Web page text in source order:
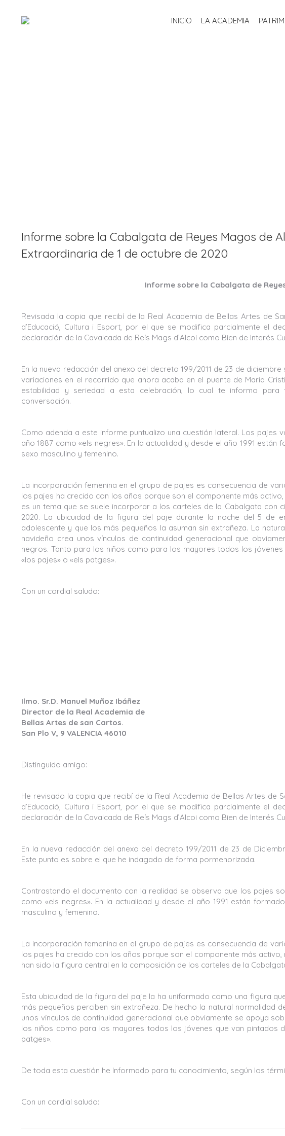
INICIO LA ACADEMIA
Informe sobre la Cabalgata de Reyes Magos de
Extraordinaria de 1 de octubre de 2020
Informe sobre la Cabalgata de
Revisada la copia que recibí de la Real Academia de Bellas Artes de
d’Educació, Cultura i Esport, por el que se modifica parcialmente el
declaración de la Cavalcada de Reís Mags d’Alcoi como Bien de Interés
En la nueva redacción del anexo del decreto 199/2011 de 23 de
variaciones en el recorrido que ahora acaba en el puente de María
estabilidad y seriedad a esta celebración, lo cual te informo para
conversación.
Como adenda a este informe puntualizo una cuestión lateral. Los pajes
año 1887 como «els negres». En la actualidad y desde el año 1991
sexo masculino y femenino.
La incorporación femenina en el grupo de pajes es consecuencia de
los pajes ha crecido con los años porque son el componente más
es un tema que se suele incorporar a los carteles de la Cabalgata con
2020. La ubicuidad de la figura del paje durante la noche del 5 de
adolescente y que los más pequeños la asuman sin extrañeza. La
navideño crea unos vínculos de continuidad generacional que
negros. Tanto para los niños como para los mayores todos los
«los pajes» o «els patges».
Con un cordial saludo:
Ilmo. Sr.D. Manuel Muñoz Ibáñez
Director de la Real Academia de
Bellas Artes de san Cartos.
San Plo V, 9 VALENCIA 46010
Distinguido amigo:
He revisado la copia que recibí de la Real Academia de Bellas Artes de
d’Educació, Cultura i Esport, por el que se modifica parcialmente el
declaración de la Cavalcada de Reís Mags d’Alcoi como Bien de Interés
En la nueva redacción del anexo del decreto 199/2011 de 23 de
Este punto es sobre el que he indagado de forma pormenorizada.
Contrastando el documento con la realidad se observa que los pajes
como «els negres». En la actualidad y desde el año 1991 están
masculino y femenino.
La incorporación femenina en el grupo de pajes es consecuencia de
los pajes ha crecido con los años porque son el componente más
han sido la figura central en la composición de los carteles de la
Esta ubicuidad de la figura del paje la ha uniformado como una figura
más pequeños perciben sin extrañeza. De hecho la natural normalidad
unos vínculos de continuidad generacional que obviamente se apoya
los niños como para los mayores todos los jóvenes que van pintados
patges».
De toda esta cuestión he Informado para tu conocimiento, según los
Con un cordial saludo:
INICIO LA